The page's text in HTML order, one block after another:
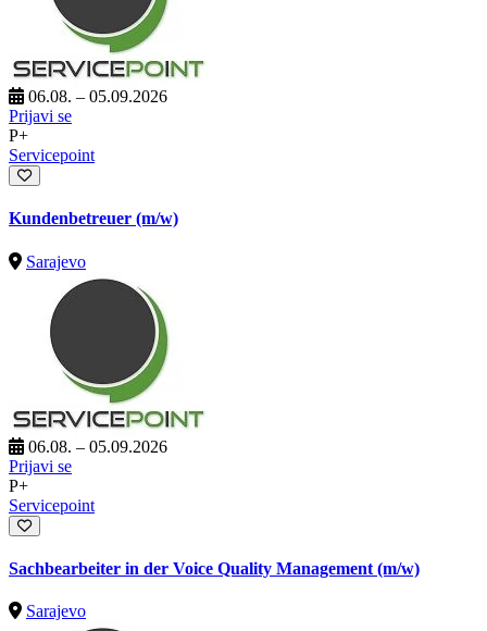
06.08. – 05.09.2026
Prijavi se
P+
Servicepoint
Kundenbetreuer (m/w)
Sarajevo
06.08. – 05.09.2026
Prijavi se
P+
Servicepoint
Sachbearbeiter in der Voice Quality Management (m/w)
Sarajevo